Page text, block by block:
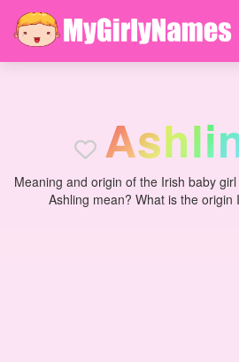
Ashli
Meaning and origin of the Irish baby
Ashling mean? What is the origin